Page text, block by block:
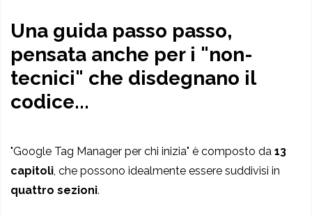
Una guida passo passo,
pensata anche per i "non-
tecnici" che disdegnano il
codice...
"Google Tag Manager per chi inizia" è composto da 13
capitoli, che possono idealmente essere suddivisi in
quattro sezioni.